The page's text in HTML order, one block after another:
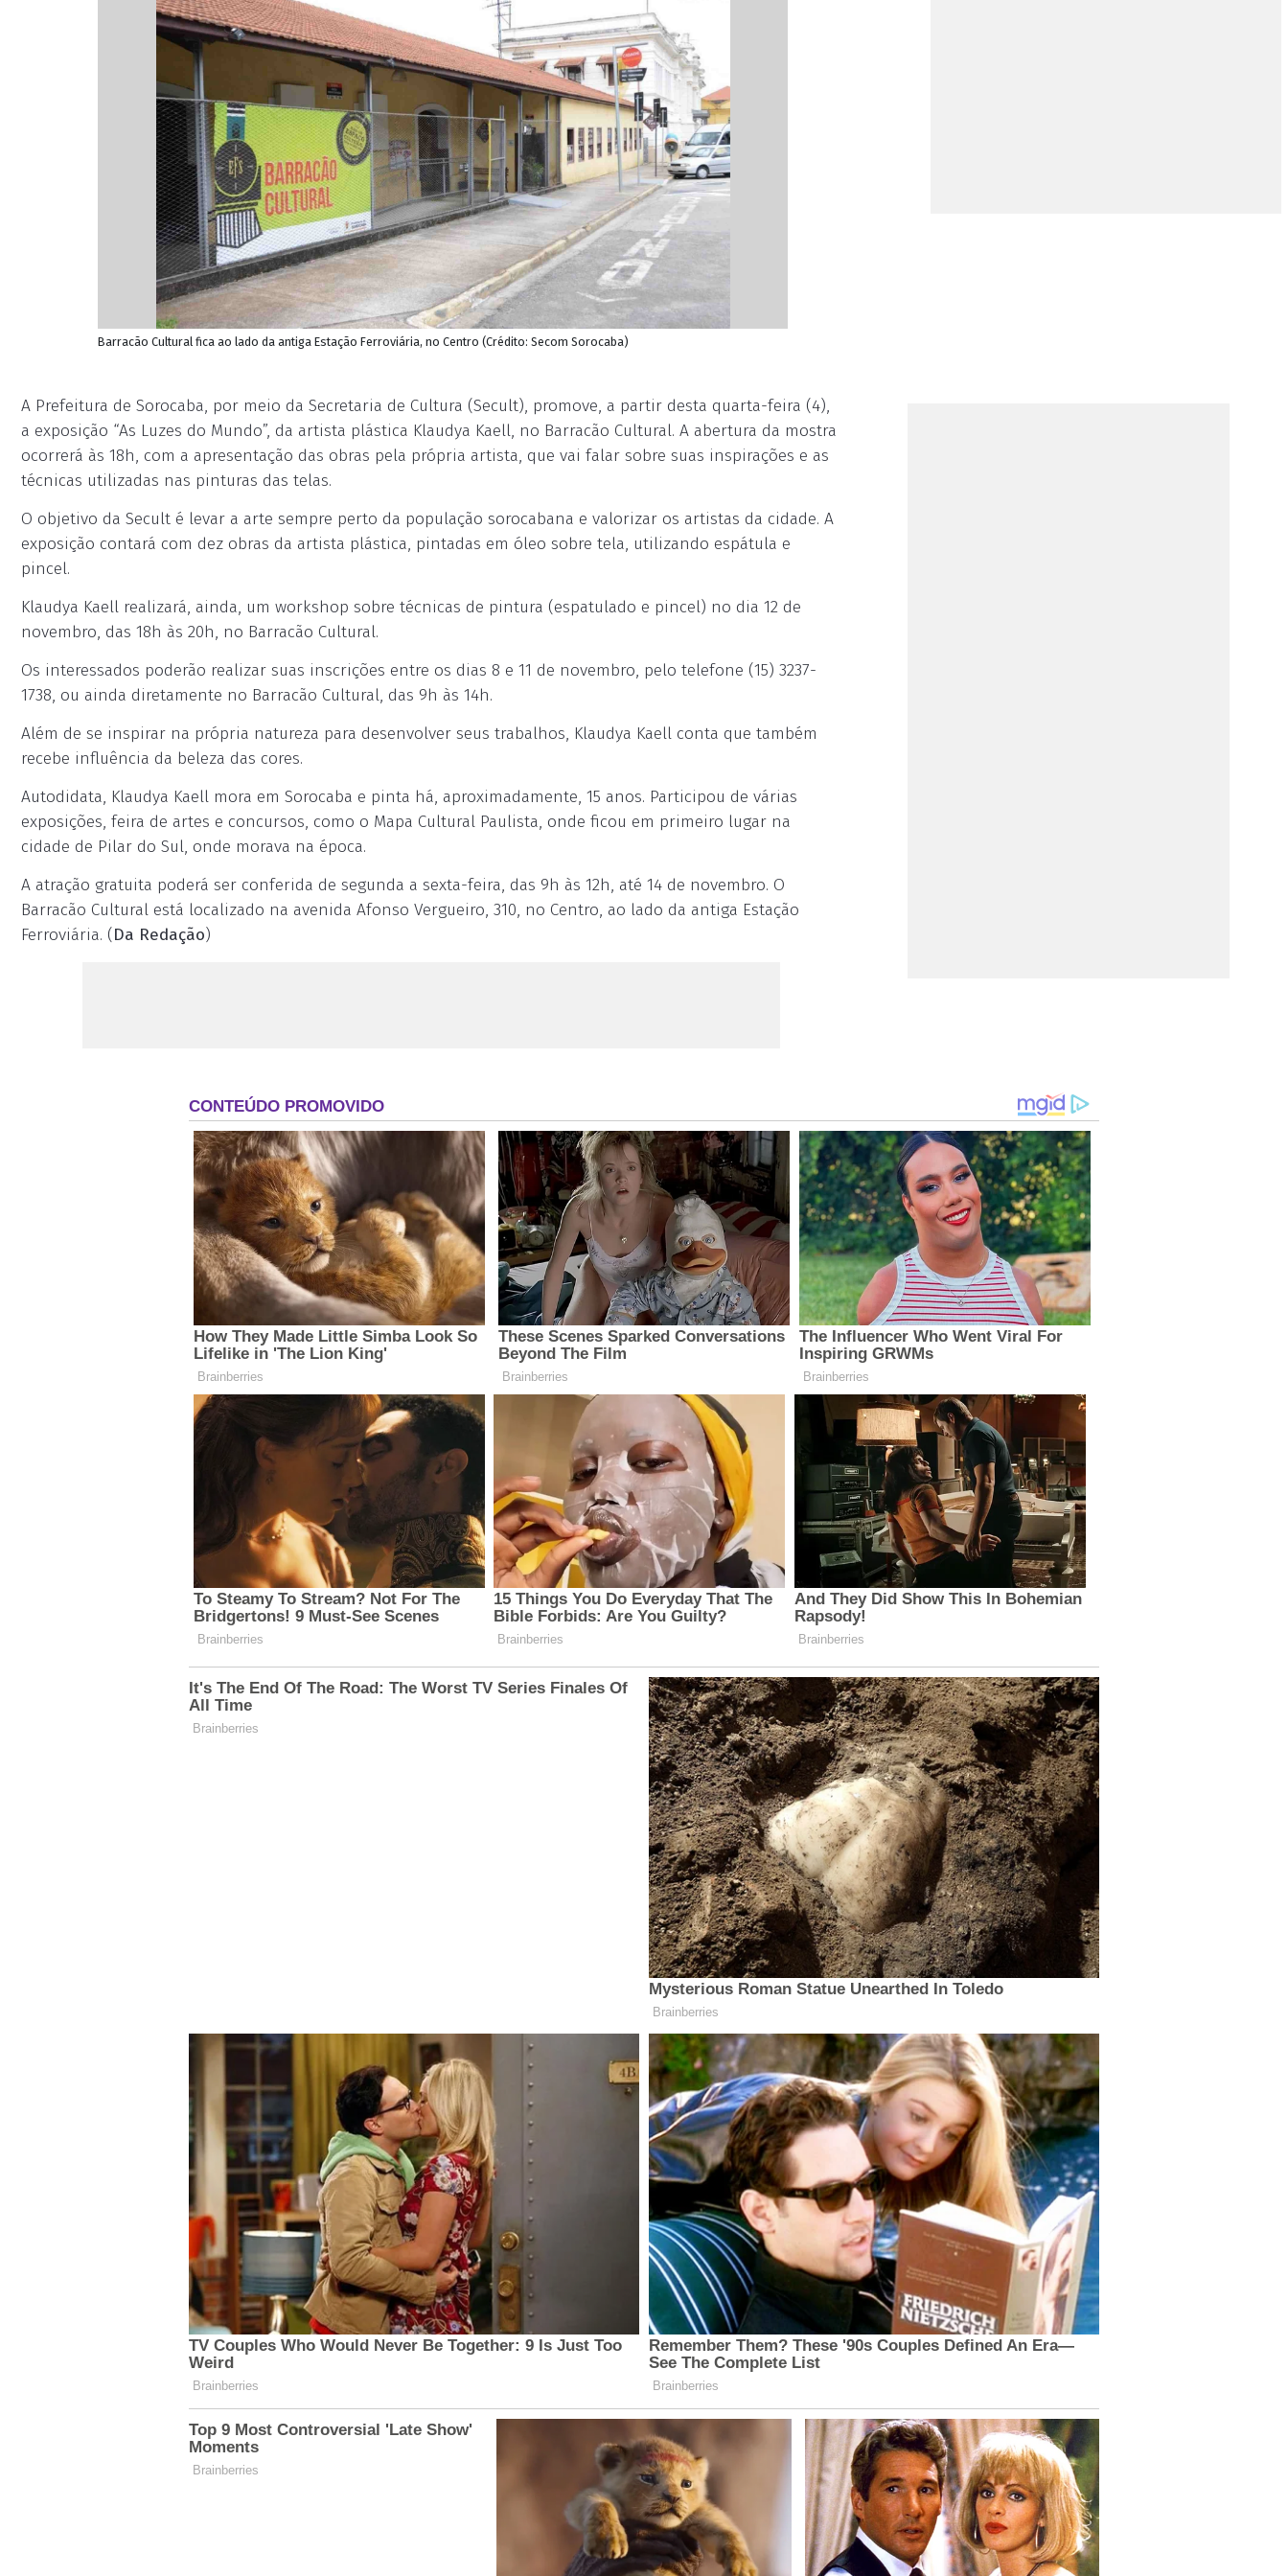
Barracão Cultural fica ao lado da antiga Estação Ferroviária, no Centro (Crédito: Secom Sorocaba)
A Prefeitura de Sorocaba, por meio da Secretaria de Cultura (Secult), promove, a partir desta quarta-feira (4),
a exposição “As Luzes do Mundo”, da artista plástica Klaudya Kaell, no Barracão Cultural. A abertura da mostra
ocorrerá às 18h, com a apresentação das obras pela própria artista, que vai falar sobre suas inspirações e as
técnicas utilizadas nas pinturas das telas.
O objetivo da Secult é levar a arte sempre perto da população sorocabana e valorizar os artistas da cidade. A
exposição contará com dez obras da artista plástica, pintadas em óleo sobre tela, utilizando espátula e
pincel.
Klaudya Kaell realizará, ainda, um workshop sobre técnicas de pintura (espatulado e pincel) no dia 12 de
novembro, das 18h às 20h, no Barracão Cultural.
Os interessados poderão realizar suas inscrições entre os dias 8 e 11 de novembro, pelo telefone (15) 3237-
1738, ou ainda diretamente no Barracão Cultural, das 9h às 14h.
Além de se inspirar na própria natureza para desenvolver seus trabalhos, Klaudya Kaell conta que também
recebe influência da beleza das cores.
Autodidata, Klaudya Kaell mora em Sorocaba e pinta há, aproximadamente, 15 anos. Participou de várias
exposições, feira de artes e concursos, como o Mapa Cultural Paulista, onde ficou em primeiro lugar na
cidade de Pilar do Sul, onde morava na época.
A atração gratuita poderá ser conferida de segunda a sexta-feira, das 9h às 12h, até 14 de novembro. O
Barracão Cultural está localizado na avenida Afonso Vergueiro, 310, no Centro, ao lado da antiga Estação
Ferroviária. (Da Redação)